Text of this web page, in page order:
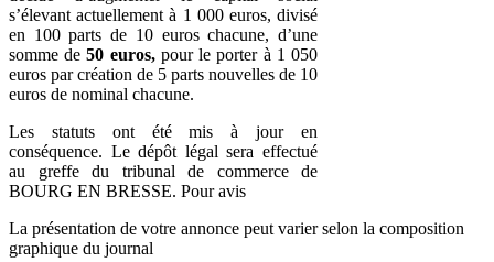
s’élevant actuellement à 1 000 euros, divisé
en 100 parts de 10 euros chacune, d’une
somme de 50 euros,pour le porter à 1 050
euros par création de 5 parts nouvelles de 10
euros de nominal chacune.
Les statuts ont été mis à jour en
conséquence. Le dépôt légal sera effectué
au greffe du tribunal de commerce de
BOURG EN BRESSE. Pour avis
La présentation de votre annonce peut varier selon la composition
graphique du journal